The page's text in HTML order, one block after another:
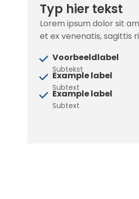
Typ hier tekst
Lorem ipsum dolor sit
et ex venenatis, sagittis
Voorbeeldlabel
Subtekst
Example label
Subtext
Example label
Subtext